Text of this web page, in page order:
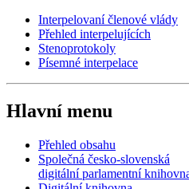
Interpelovaní členové vlády
Přehled interpelujících
Stenoprotokoly
Písemné interpelace
Hlavní menu
Přehled obsahu
Společná česko-slovenská
digitální parlamentní